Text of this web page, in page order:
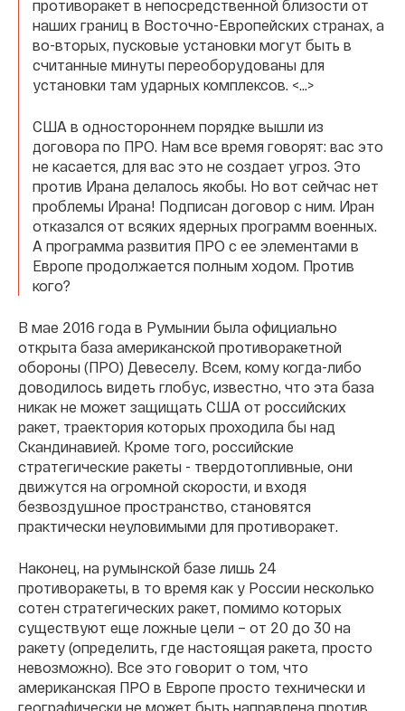
противоракет в непосредственной близости от
наших границ в Восточно-Европейских странах, а
во-вторых, пусковые установки могут быть в
считанные минуты переоборудованы для
установки там ударных комплексов. <...>
США в одностороннем порядке вышли из
договора по ПРО. Нам все время говорят: вас это
не касается, для вас это не создает угроз. Это
против Ирана делалось якобы. Но вот сейчас нет
проблемы Ирана! Подписан договор с ним. Иран
отказался от всяких ядерных программ военных.
А программа развития ПРО с ее элементами в
Европе продолжается полным ходом. Против
кого?
В мае 2016 года в Румынии была официально
открыта база американской противоракетной
обороны (ПРО) Девеселу. Всем, кому когда-либо
доводилось видеть глобус, известно, что эта база
никак не может защищать США от российских
ракет, траектория которых проходила бы над
Скандинавией. Кроме того, российские
стратегические ракеты - твердотопливные, они
движутся на огромной скорости, и входя
безвоздушное пространство, становятся
практически неуловимыми для противоракет.
Наконец, на румынской базе лишь 24
противоракеты, в то время как у России несколько
сотен стратегических ракет, помимо которых
существуют еще ложные цели – от 20 до 30 на
ракету (определить, где настоящая ракета, просто
невозможно). Все это говорит о том, что
американская ПРО в Европе просто технически и
географически не может быть направлена против